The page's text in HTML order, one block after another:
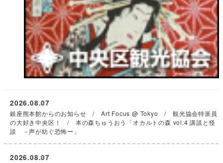
銀座熊本館からのお知らせ / Art Focus @ Tokyo / 観光協会特派員
の大好き中央区！ / 本の森ちゅうおう「オカルトの森 vol.4 講談と怪
談 －声が紡ぐ恐怖ー」
2026.08.07
2026.08.07